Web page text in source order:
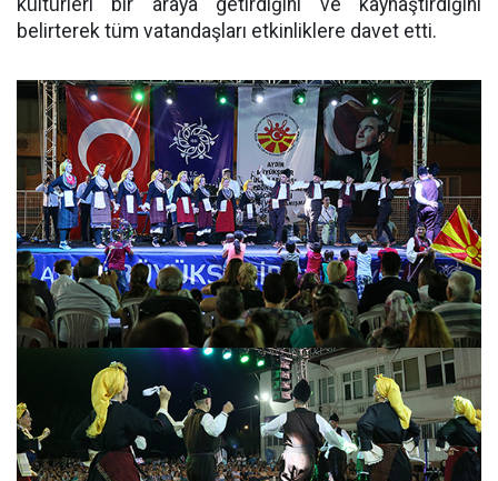
kültürleri bir araya getirdiğini ve kaynaştırdığını
belirterek tüm vatandaşları etkinliklere davet etti.